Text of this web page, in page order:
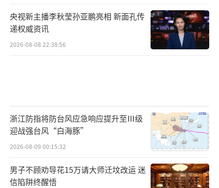
央视新主播李秋莹孙亚鹏亮相 新面孔传
递权威资讯
2026-08-08 22:38:56
浙江防指将防台风应急响应提升至Ⅲ级
迎战强台风“白海豚”
2026-08-09 00:15:32
男子不顾劝导花15万请大师迁坟改运 迷
信陷阱终醒悟